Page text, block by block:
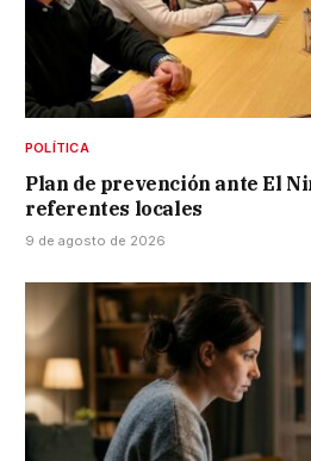
POLÍTICA
Plan de prevención ante El
referentes locales
9 de agosto de 2026